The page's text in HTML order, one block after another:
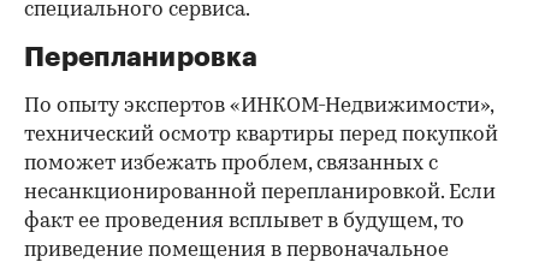
специального сервиса.
Перепланировка
По опыту экспертов «ИНКОМ-Недвижимости»,
технический осмотр квартиры перед покупкой
поможет избежать проблем, связанных с
несанкционированной перепланировкой. Если
факт ее проведения всплывет в будущем, то
приведение помещения в первоначальное